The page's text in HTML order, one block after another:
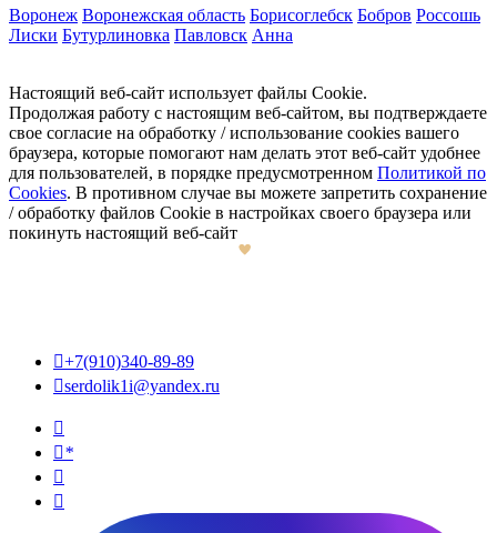
Воронеж Воронежская область Борисоглебск Бобров Россошь
Лиски Бутурлиновка Павловск Анна
Настоящий веб-сайт использует файлы Cookie.
Продолжая работу с настоящим веб-сайтом, вы подтверждаете
свое согласие на обработку / использование cookies вашего
браузера, которые помогают нам делать этот веб-сайт удобнее
для пользователей, в порядке предусмотренном Политикой по
Cookies. В противном случае вы можете запретить сохранение
/ обработку файлов Cookie в настройках своего браузера или
покинуть настоящий веб-сайт
+7(910)340-89-89
serdolik1i@yandex.ru

*

